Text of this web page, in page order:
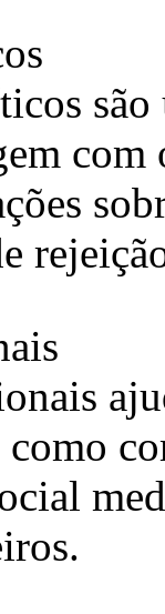
são
com